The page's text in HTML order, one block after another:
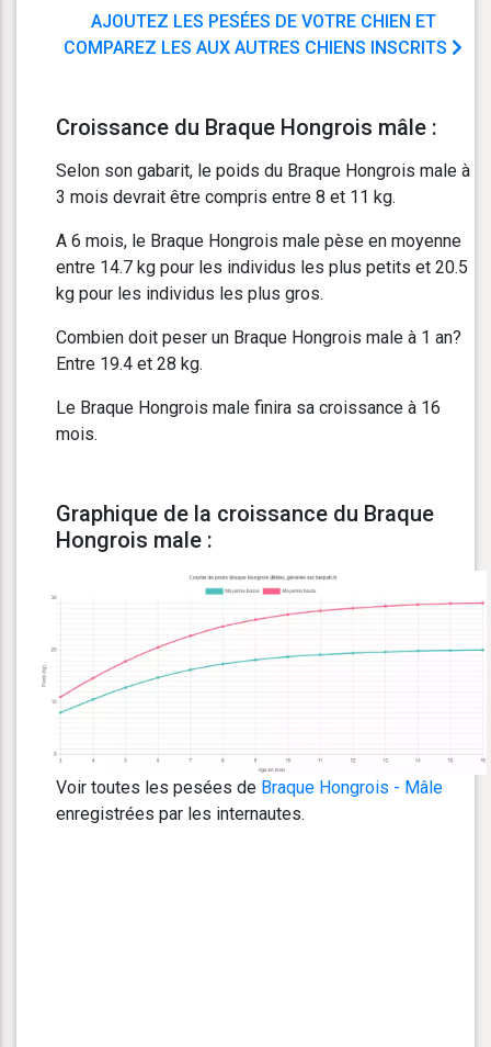
AJOUTEZ LES PESÉES DE VOTRE CHIEN ET
COMPAREZ LES AUX AUTRES CHIENS INSCRITS
Croissance du Braque Hongrois mâle :
Selon son gabarit, le poids du Braque Hongrois male à
3 mois devrait être compris entre 8 et 11 kg.
A 6 mois, le Braque Hongrois male pèse en moyenne
entre 14.7 kg pour les individus les plus petits et 20.5
kg pour les individus les plus gros.
Combien doit peser un Braque Hongrois male à 1 an?
Entre 19.4 et 28 kg.
Le Braque Hongrois male finira sa croissance à 16
mois.
Graphique de la croissance du Braque
Hongrois male :
Voir toutes les pesées de Braque Hongrois - Mâle
enregistrées par les internautes.